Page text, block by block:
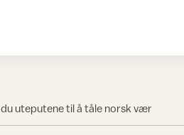
uteputene til å tåle norsk vær